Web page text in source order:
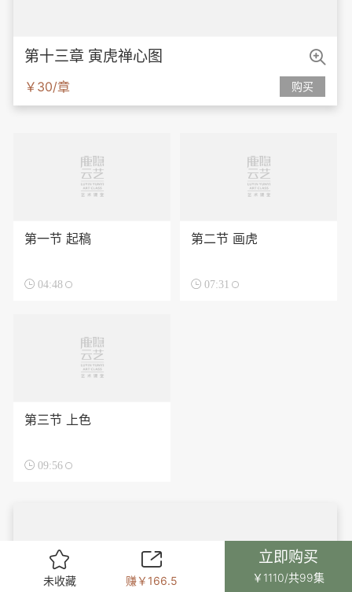
第十三章 寅虎禅心图
￥30/章 购买

第一节 起稿
 04:48
第二节 画虎
 07:31
第三节 上色
 09:56

未收藏

赚￥166.5
立即购买
￥1110/共99集